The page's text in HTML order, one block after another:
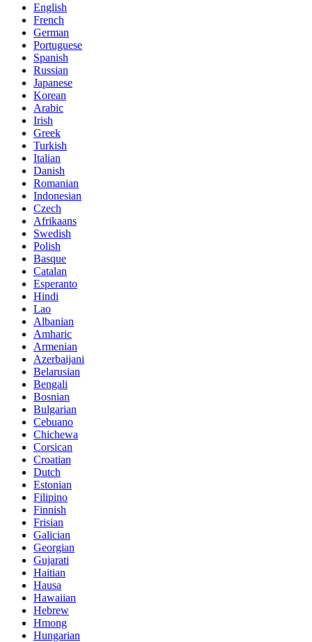
English
French
German
Portuguese
Spanish
Russian
Japanese
Korean
Arabic
Irish
Greek
Turkish
Italian
Danish
Romanian
Indonesian
Czech
Afrikaans
Swedish
Polish
Basque
Catalan
Esperanto
Hindi
Lao
Albanian
Amharic
Armenian
Azerbaijani
Belarusian
Bengali
Bosnian
Bulgarian
Cebuano
Chichewa
Corsican
Croatian
Dutch
Estonian
Filipino
Finnish
Frisian
Galician
Georgian
Gujarati
Haitian
Hausa
Hawaiian
Hebrew
Hmong
Hungarian